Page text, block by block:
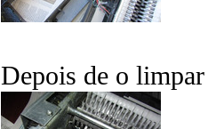
Depois de o